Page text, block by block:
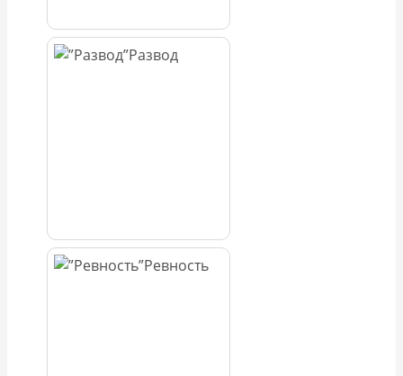
Развод
Ревность